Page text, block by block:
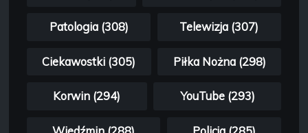
Patologia (308) Telewizja (307)
Ciekawostki (305) Piłka Nożna (298)
Korwin (294) YouTube (293)